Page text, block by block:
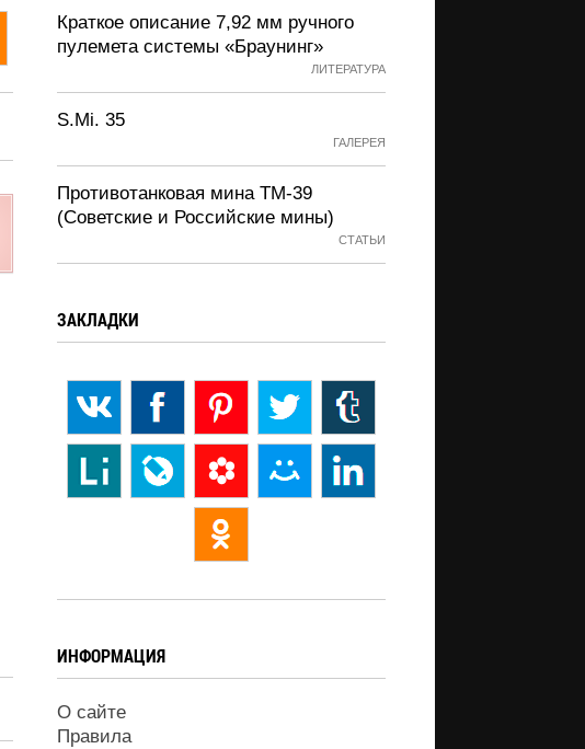
Краткое описание 7,92 мм ручного
пулемета системы «Браунинг»
ЛИТЕРАТУРА
S.Mi. 35
ГАЛЕРЕЯ
Противотанковая мина ТМ-39
(Советские и Российские мины)
СТАТЬИ
ЗАКЛАДКИ
ИНФОРМАЦИЯ
О сайте
Правила